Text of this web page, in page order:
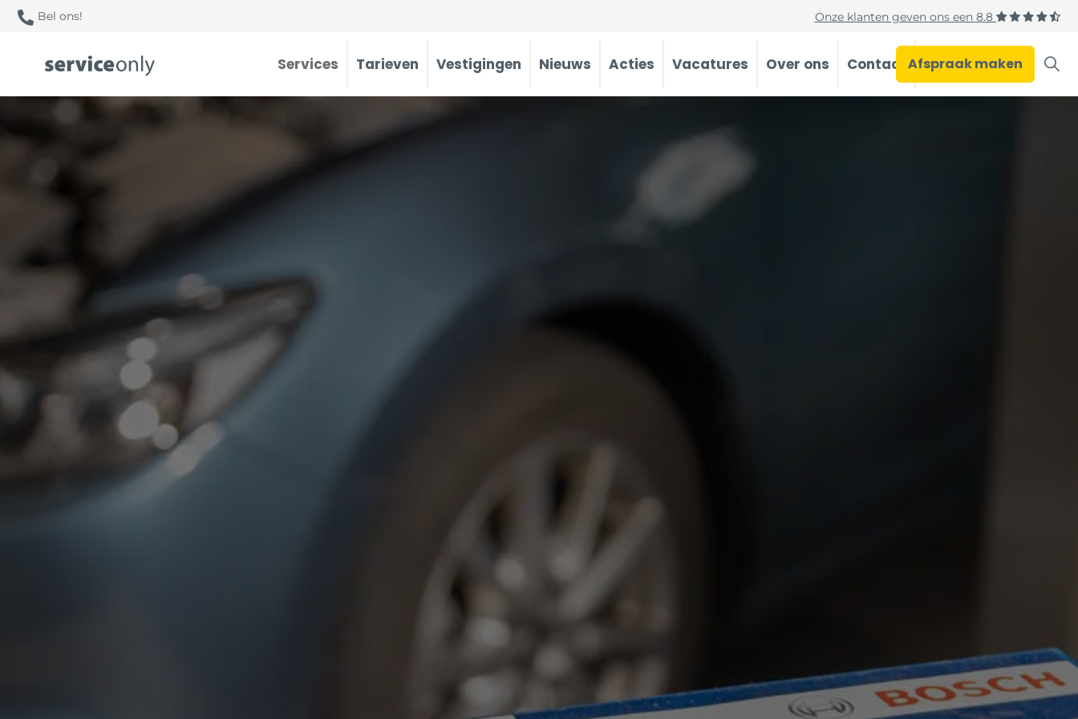
Bel ons! Onze klanten geven ons een8.8
Services Tarieven Vestigingen Nieuws Acties Vacatures Over ons Contact Occasions
Afspraak maken